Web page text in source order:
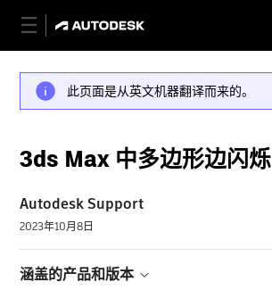
此页面是从英文机器翻译而来的。
3ds Max 中多边形边闪烁
Autodesk Support
2023年10月8日
涵盖的产品和版本